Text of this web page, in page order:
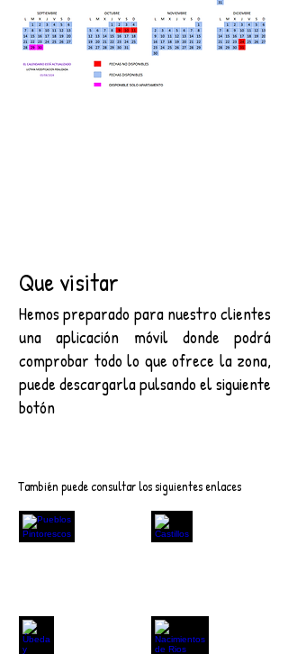
Que visitar
Hemos preparado para nuestro clientes
una aplicación móvil donde podrá
comprobar todo lo que ofrece la zona,
puede descargarla pulsando el siguiente
botón
También puede consultar los siguientes enlaces